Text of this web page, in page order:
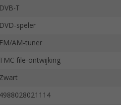
DVB-T
DVD-speler
FM/AM-tuner
TMC file-ontwijking
Zwart
4988028021114